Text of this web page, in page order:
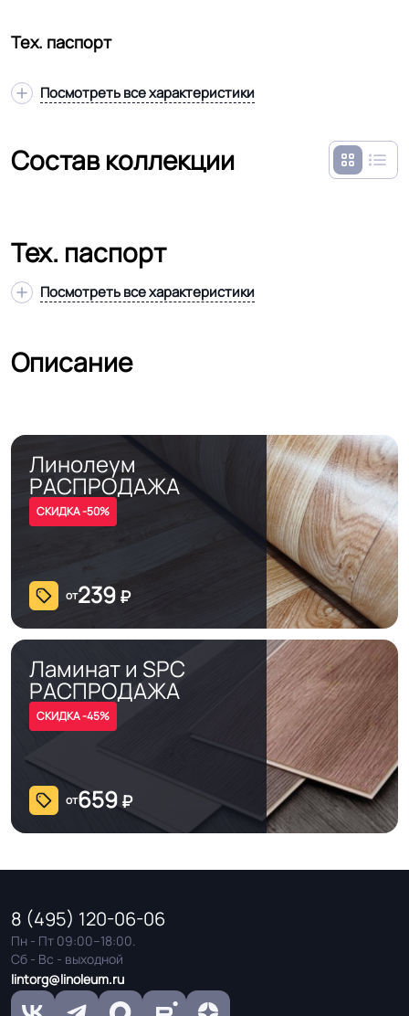
Тех. паспорт
Посмотреть все характеристики
Состав коллекции
Тех. паспорт
Посмотреть все характеристики
Описание
Линолеум
РАСПРОДАЖА
СКИДКА -50%
от239 ₽
Ламинат и SPC
РАСПРОДАЖА
СКИДКА -45%
от659₽
8 (495) 120-06-06
Пн - Пт 09:00–18:00.
Сб - Вс - выходной
lintorg@linoleum.ru